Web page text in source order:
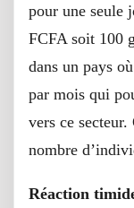
pour une seule
FCFA soit 100
dans un pays
par mois qui
vers ce
nombre
Réaction